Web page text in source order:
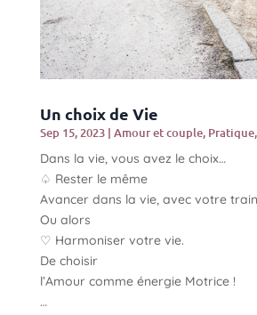
Un choix de Vie
Sep 15, 2023| Amour et couple, Pratique,
Dans la vie, vous avez le choix…
♤ Rester le même
Avancer dans la vie, avec votre
Ou alors
♡ Harmoniser votre vie.
De choisir
l’Amour comme énergie Motrice !
…